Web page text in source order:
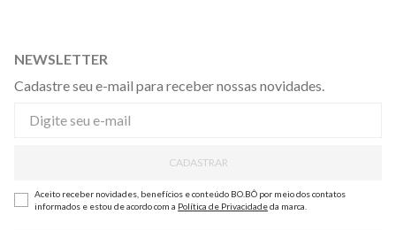
NEWSLETTER
Cadastre seu e-mail para receber nossas novidades.
CADASTRAR
Aceito receber novidades, benefícios e conteúdo BO.BÔ por meio dos contatos
informados e estou de acordo com a Política de Privacidadeda marca.